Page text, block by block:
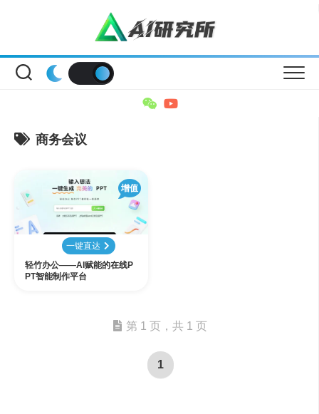
商务会议
增值
一键直达
轻竹办公——AI赋能的在线P
PT智能制作平台
第 1 页，共 1 页
1